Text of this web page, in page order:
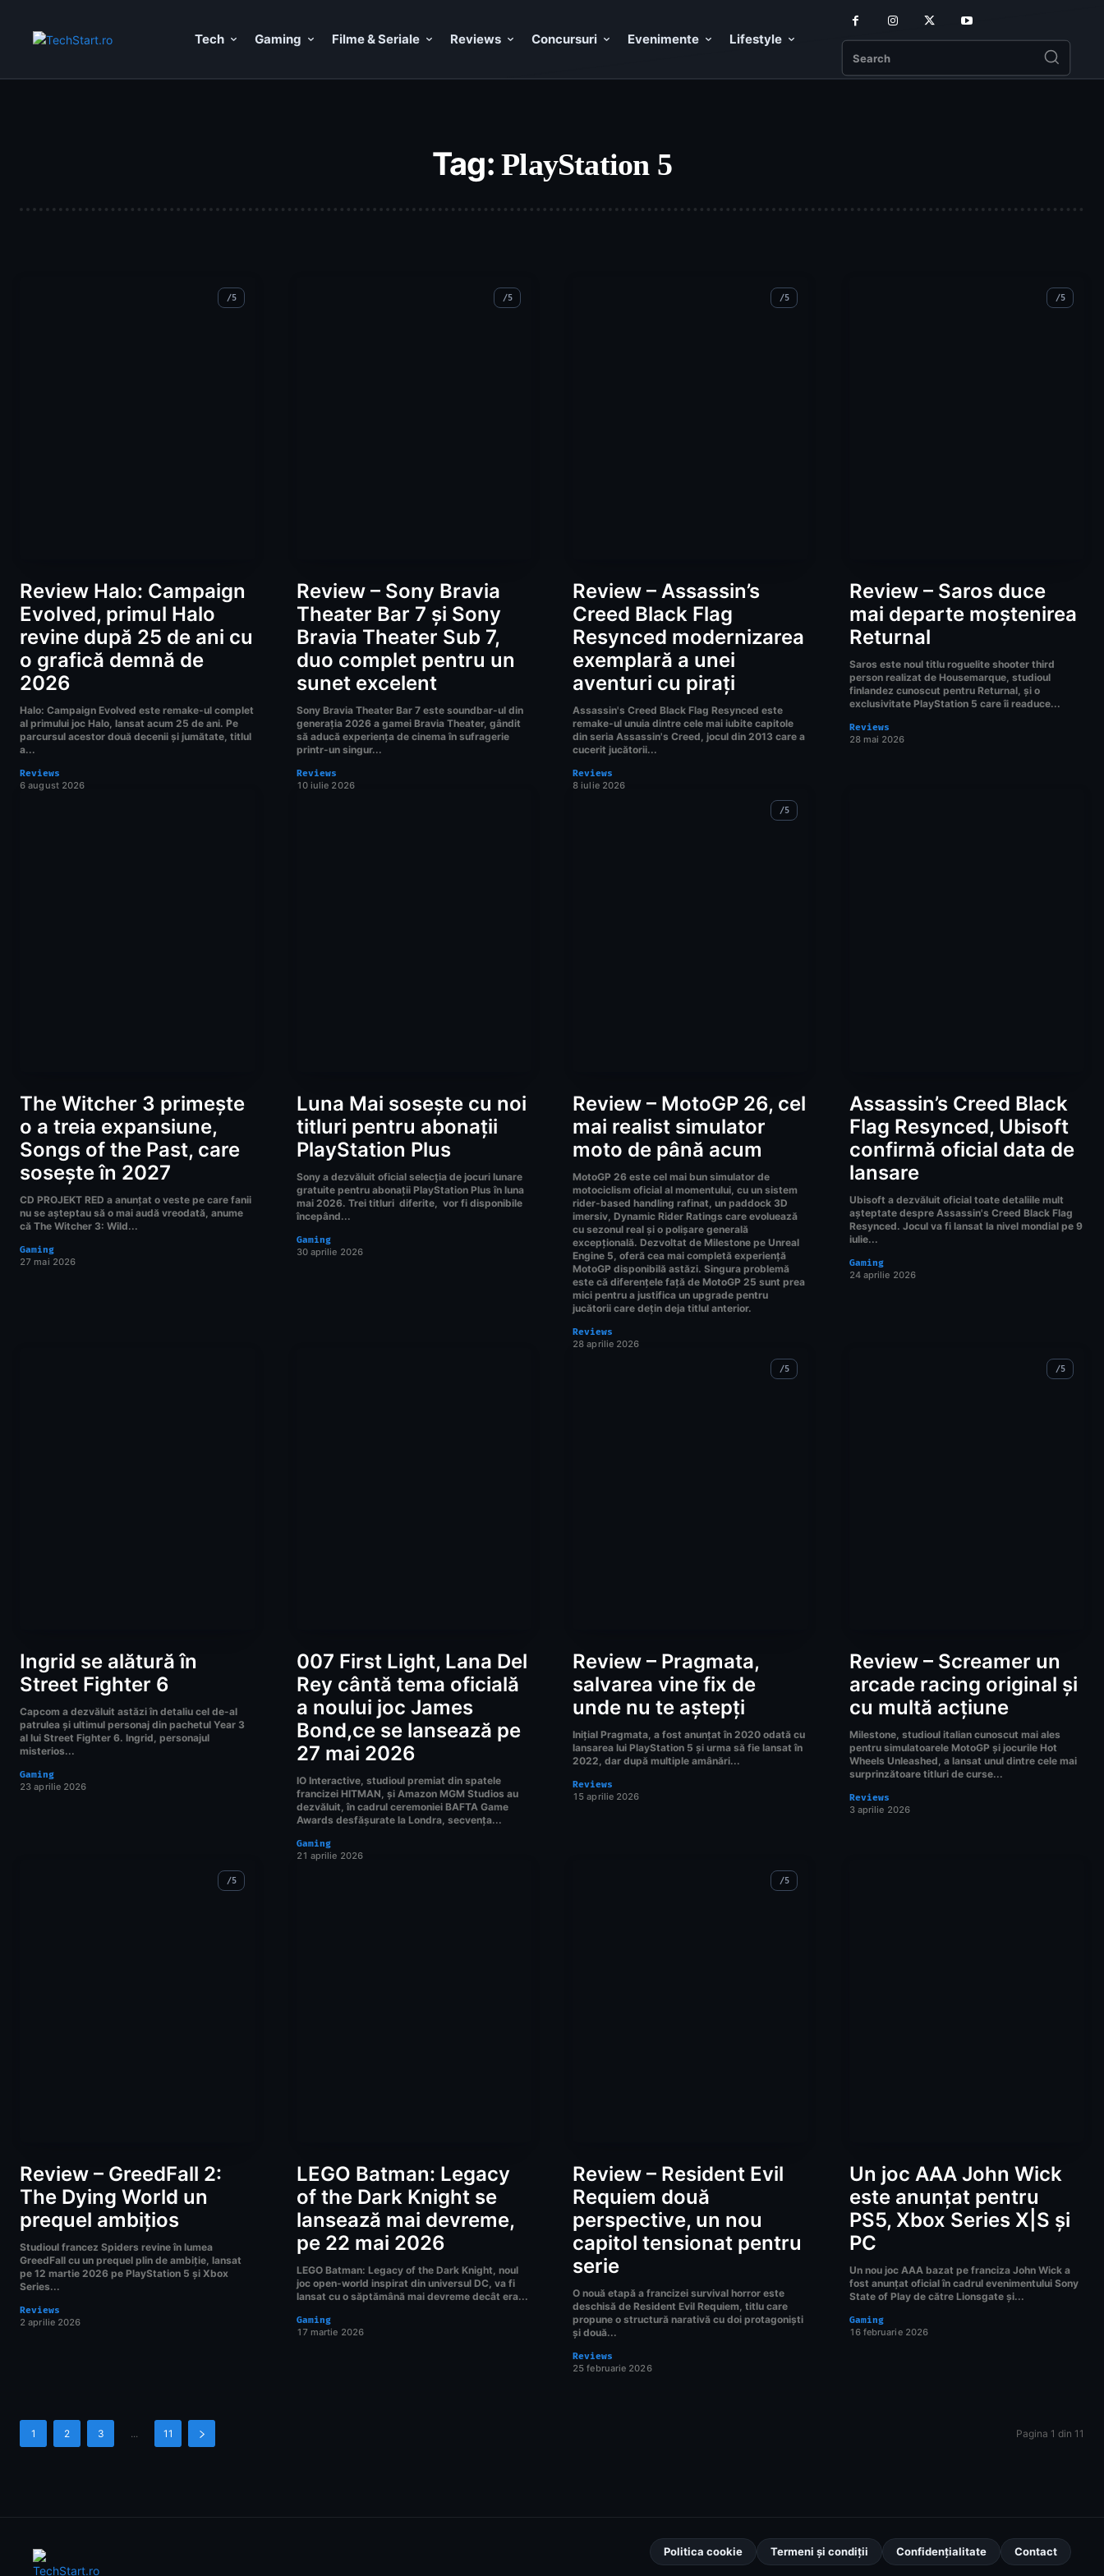
Tech Gaming Filme & Seriale Reviews Concursuri Evenimente Lifestyle
Search
Tag:PlayStation 5
Review Halo: Campaign
Evolved, primul Halo
revine după 25 de ani cu
o grafică demnă de
2026
Halo: Campaign Evolved este remake-ul complet
al primului joc Halo, lansat acum 25 de ani. Pe
parcursul acestor două decenii și jumătate, titlul
a...
Reviews
6 august 2026
Review – Sony Bravia
Theater Bar 7 și Sony
Bravia Theater Sub 7,
duo complet pentru un
sunet excelent
Sony Bravia Theater Bar 7 este soundbar-ul din
generația 2026 a gamei Bravia Theater, gândit
să aducă experiența de cinema în sufragerie
printr-un singur...
Reviews
10 iulie 2026
Review – Assassin’s
Creed Black Flag
Resynced modernizarea
exemplară a unei
aventuri cu pirați
Assassin's Creed Black Flag Resynced este
remake-ul unuia dintre cele mai iubite capitole
din seria Assassin's Creed, jocul din 2013 care a
cucerit jucătorii...
Reviews
8 iulie 2026
Review – Saros duce
mai departe moștenirea
Returnal
Saros este noul titlu roguelite shooter third
person realizat de Housemarque, studioul
finlandez cunoscut pentru Returnal, și o
exclusivitate PlayStation 5 care îi readuce...
Reviews
28 mai 2026
The Witcher 3 primește
o a treia expansiune,
Songs of the Past, care
sosește în 2027
CD PROJEKT RED a anunțat o veste pe care fanii
nu se așteptau să o mai audă vreodată, anume
că The Witcher 3: Wild...
Gaming
27 mai 2026
Luna Mai sosește cu noi
titluri pentru abonații
PlayStation Plus
Sony a dezvăluit oficial selecția de jocuri lunare
gratuite pentru abonații PlayStation Plus în luna
mai 2026. Trei titluri diferite, vor fi disponibile
începând...
Gaming
30 aprilie 2026
Review – MotoGP 26, cel
mai realist simulator
moto de până acum
MotoGP 26 este cel mai bun simulator de
motociclism oficial al momentului, cu un sistem
rider-based handling rafinat, un paddock 3D
imersiv, Dynamic Rider Ratings care evoluează
cu sezonul real și o polișare generală
excepțională. Dezvoltat de Milestone pe Unreal
Engine 5, oferă cea mai completă experiență
MotoGP disponibilă astăzi. Singura problemă
este că diferențele față de MotoGP 25 sunt prea
mici pentru a justifica un upgrade pentru
jucătorii care dețin deja titlul anterior.
Reviews
28 aprilie 2026
Assassin’s Creed Black
Flag Resynced, Ubisoft
confirmă oficial data de
lansare
Ubisoft a dezvăluit oficial toate detaliile mult
așteptate despre Assassin's Creed Black Flag
Resynced. Jocul va fi lansat la nivel mondial pe 9
iulie...
Gaming
24 aprilie 2026
Ingrid se alătură în
Street Fighter 6
Capcom a dezvăluit astăzi în detaliu cel de-al
patrulea și ultimul personaj din pachetul Year 3
al lui Street Fighter 6. Ingrid, personajul
misterios...
Gaming
23 aprilie 2026
007 First Light, Lana Del
Rey cântă tema oficială
a noului joc James
Bond,ce se lansează pe
27 mai 2026
IO Interactive, studioul premiat din spatele
francizei HITMAN, și Amazon MGM Studios au
dezvăluit, în cadrul ceremoniei BAFTA Game
Awards desfășurate la Londra, secvența...
Gaming
21 aprilie 2026
Review – Pragmata,
salvarea vine fix de
unde nu te aștepți
Inițial Pragmata, a fost anunțat în 2020 odată cu
lansarea lui PlayStation 5 și urma să fie lansat în
2022, dar după multiple amânări...
Reviews
15 aprilie 2026
Review – Screamer un
arcade racing original și
cu multă acțiune
Milestone, studioul italian cunoscut mai ales
pentru simulatoarele MotoGP și jocurile Hot
Wheels Unleashed, a lansat unul dintre cele mai
surprinzătoare titluri de curse...
Reviews
3 aprilie 2026
Review – GreedFall 2:
The Dying World un
prequel ambițios
Studioul francez Spiders revine în lumea
GreedFall cu un prequel plin de ambiție, lansat
pe 12 martie 2026 pe PlayStation 5 și Xbox
Series...
Reviews
2 aprilie 2026
LEGO Batman: Legacy
of the Dark Knight se
lansează mai devreme,
pe 22 mai 2026
LEGO Batman: Legacy of the Dark Knight, noul
joc open-world inspirat din universul DC, va fi
lansat cu o săptămână mai devreme decât era...
Gaming
17 martie 2026
Review – Resident Evil
Requiem două
perspective, un nou
capitol tensionat pentru
serie
O nouă etapă a francizei survival horror este
deschisă de Resident Evil Requiem, titlu care
propune o structură narativă cu doi protagoniști
și două...
Reviews
25 februarie 2026
Un joc AAA John Wick
este anunțat pentru
PS5, Xbox Series X|S și
PC
Un nou joc AAA bazat pe franciza John Wick a
fost anunțat oficial în cadrul evenimentului Sony
State of Play de către Lionsgate și...
Gaming
16 februarie 2026
1 2 3 ... 11 Pagina 1 din 11
Politica cookie Termeni și condiții Confidențialitate Contact